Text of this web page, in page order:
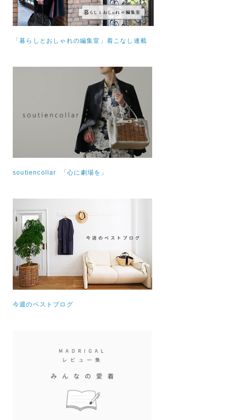
「暮らしとおしゃれの編集室」着こなし連載
soutiencollar 「心に劇場を」
今週のベストブログ